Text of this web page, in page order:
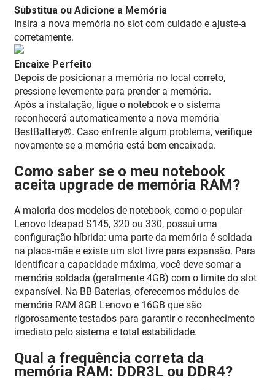
Substitua ou Adicione a Memória
Insira a nova memória no slot com cuidado e ajuste-a
corretamente.
Encaixe Perfeito
Depois de posicionar a memória no local correto,
pressione levemente para prender a memória.
Após a instalação, ligue o notebook e o sistema
reconhecerá automaticamente a nova memória
BestBattery®. Caso enfrente algum problema, verifique
novamente se a memória está bem encaixada.
Como saber se o meu notebook
aceita upgrade de memória RAM?
A maioria dos modelos de notebook, como o popular
Lenovo Ideapad S145, 320 ou 330, possui uma
configuração híbrida: uma parte da memória é soldada
na placa-mãe e existe um slot livre para expansão. Para
identificar a capacidade máxima, você deve somar a
memória soldada (geralmente 4GB) com o limite do slot
expansível. Na BB Baterias, oferecemos módulos de
memória RAM 8GB Lenovo e 16GB que são
rigorosamente testados para garantir o reconhecimento
imediato pelo sistema e total estabilidade.
Qual a frequência correta da
memória RAM: DDR3L ou DDR4?